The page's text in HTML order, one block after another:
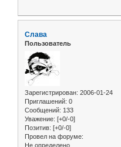
Слава
Пользователь
Зарегистрирован: 2006-01-24
Приглашений: 0
Сообщений: 133
Уважение: [+0/-0]
Позитив: [+0/-0]
Провел на форуме:
Не определено